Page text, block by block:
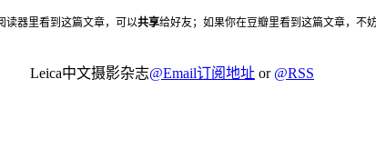
读器里看到这篇文章，可以共享给好友；如果你在豆瓣里看到这篇文章，不
Leica中文摄影杂志@Email订阅地址 or @RSS